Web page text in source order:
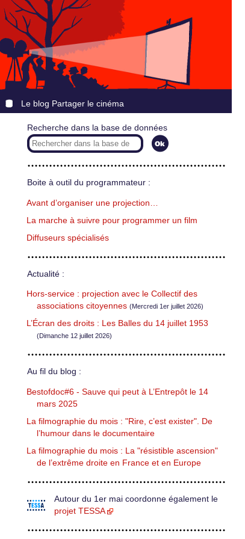
Le blog Partager le cinéma
Recherche dans la base de données
Boite à outil du programmateur :
Avant d’organiser une projection…
La marche à suivre pour programmer un film
Diffuseurs spécialisés
Actualité :
Hors-service : projection avec le Collectif des
associations citoyennes (Mercredi 1er juillet 2026)
L’Écran des droits : Les Balles du 14 juillet 1953
(Dimanche 12 juillet 2026)
Au fil du blog :
Bestofdoc#6 - Sauve qui peut à L’Entrepôt le 14
mars 2025
La filmographie du mois : "Rire, c’est exister". De
l’humour dans le documentaire
La filmographie du mois : La "résistible ascension"
de l’extrême droite en France et en Europe
Autour du 1er mai coordonne également le
projet TESSA